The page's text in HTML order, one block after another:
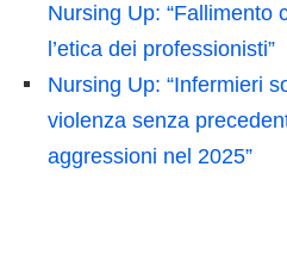
Nursing Up: “Fallimento
l’etica dei professionisti”
Nursing Up: “Infermieri
violenza senza
aggressioni nel 2025”